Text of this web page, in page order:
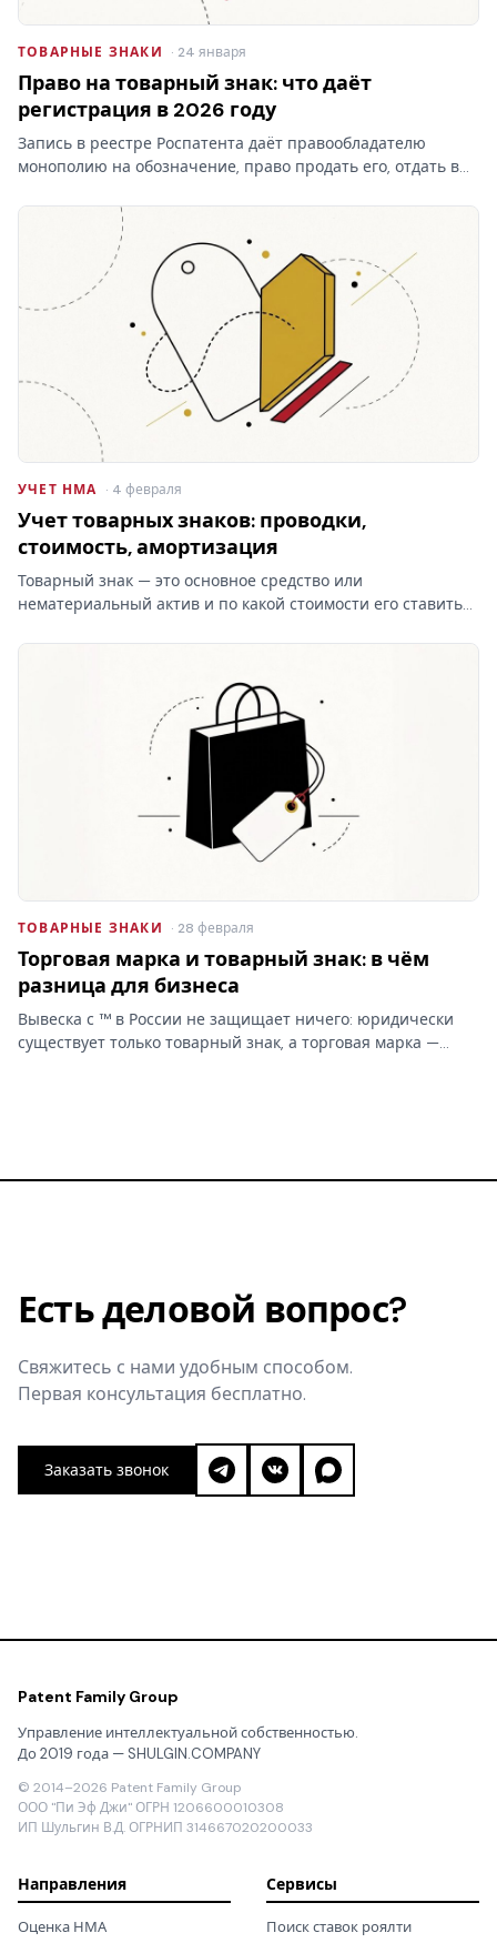
ТОВАРНЫЕ ЗНАКИ · 24 января
Право на товарный знак: что даёт
регистрация в 2026 году
Запись в реестре Роспатента даёт правообладателю
монополию на обозначение, право продать его, отдать в
что на практике даёт право на товарный знак, где
УЧЕТ НМА · 4 февраля
Учет товарных знаков: проводки,
стоимость, амортизация
Товарный знак — это основное средство или
нематериальный актив и по какой стоимости его ставить
при отказе Роспатента затраты на учёт товарных знаков
ТОВАРНЫЕ ЗНАКИ · 28 февраля
Торговая марка и товарный знак: в чём
разница для бизнеса
Вывеска с ™ в России не защищает ничего: юридически
существует только товарный знак, а торговая марка —
Есть деловой вопрос?
Свяжитесь с нами удобным способом.
Первая консультация бесплатно.
Заказать звонок
Patent Family Group
Управление интеллектуальной собственностью.
До 2019 года — SHULGIN.COMPANY
© 2014–2026 Patent Family Group
ООО "Пи Эф Джи" ОГРН 1206600010308
ИП Шульгин В.Д. ОГРНИП 314667020200033
Направления
Оценка НМА
Сервисы
Поиск ставок роялти